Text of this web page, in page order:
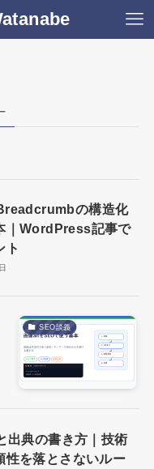
の構造化
｜WordPress記事で
ト
SEO談義
出典の書き方｜技術
性を落とさないルー